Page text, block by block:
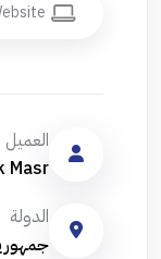
العميل
Masr
الدولة